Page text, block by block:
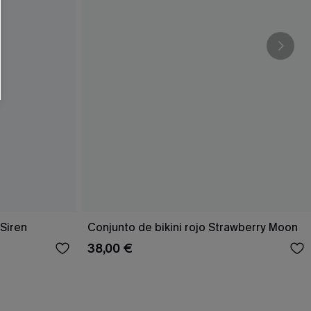
Conjunto de bikini rojo Strawberry Moon
38,00 €
formulario, usted acepta nuestros
de Cupshe en cualquier momento del
y ofertas adaptados a su perfil.